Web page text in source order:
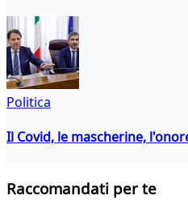
Politica
Il Covid, le mascherine,
Raccomandati per te